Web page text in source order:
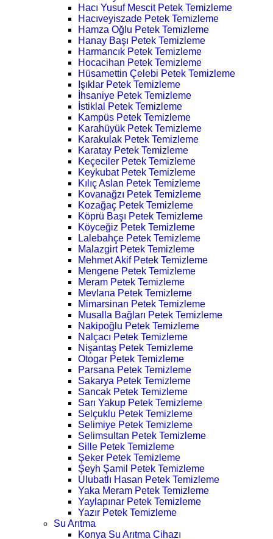
Hacı Yusuf Mescit Petek Temizleme
Hacıveyiszade Petek Temizleme
Hamza Oğlu Petek Temizleme
Hanay Başı Petek Temizleme
Harmancık Petek Temizleme
Hocacihan Petek Temizleme
Hüsamettin Çelebi Petek Temizleme
Işıklar Petek Temizleme
İhsaniye Petek Temizleme
İstiklal Petek Temizleme
Kampüs Petek Temizleme
Karahüyük Petek Temizleme
Karakulak Petek Temizleme
Karatay Petek Temizleme
Keçeciler Petek Temizleme
Keykubat Petek Temizleme
Kılıç Aslan Petek Temizleme
Kovanağzı Petek Temizleme
Kozağaç Petek Temizleme
Köprü Başı Petek Temizleme
Köyceğiz Petek Temizleme
Lalebahçe Petek Temizleme
Malazgirt Petek Temizleme
Mehmet Akif Petek Temizleme
Mengene Petek Temizleme
Meram Petek Temizleme
Mevlana Petek Temizleme
Mimarsinan Petek Temizleme
Musalla Bağları Petek Temizleme
Nakipoğlu Petek Temizleme
Nalçacı Petek Temizleme
Nişantaş Petek Temizleme
Otogar Petek Temizleme
Parsana Petek Temizleme
Sakarya Petek Temizleme
Sancak Petek Temizleme
Sarı Yakup Petek Temizleme
Selçuklu Petek Temizleme
Selimiye Petek Temizleme
Selimsultan Petek Temizleme
Sille Petek Temizleme
Şeker Petek Temizleme
Şeyh Şamil Petek Temizleme
Ulubatlı Hasan Petek Temizleme
Yaka Meram Petek Temizleme
Yaylapınar Petek Temizleme
Yazır Petek Temizleme
Su Arıtma
Konya Su Arıtma Cihazı